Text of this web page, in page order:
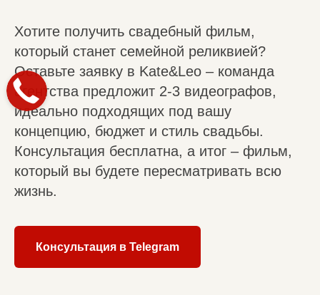
Хотите получить свадебный фильм,
который станет семейной реликвией?
Оставьте заявку в Kate&Leo – команда
агентства предложит 2-3 видеографов,
идеально подходящих под вашу
концепцию, бюджет и стиль свадьбы.
Консультация бесплатна, а итог – фильм,
который вы будете пересматривать всю
жизнь.
Консультация в Telegram